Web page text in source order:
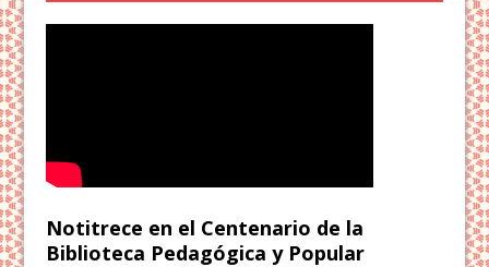
Notitrece en el Centenario de la
Biblioteca Pedagógica y Popular